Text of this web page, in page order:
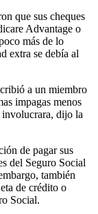
que sus cheques
Advantage o
más de lo
extra se debía al
a un miembro
impagas menos
involucrara, dijo la
de pagar sus
del Seguro Social
también
de crédito o
Social.